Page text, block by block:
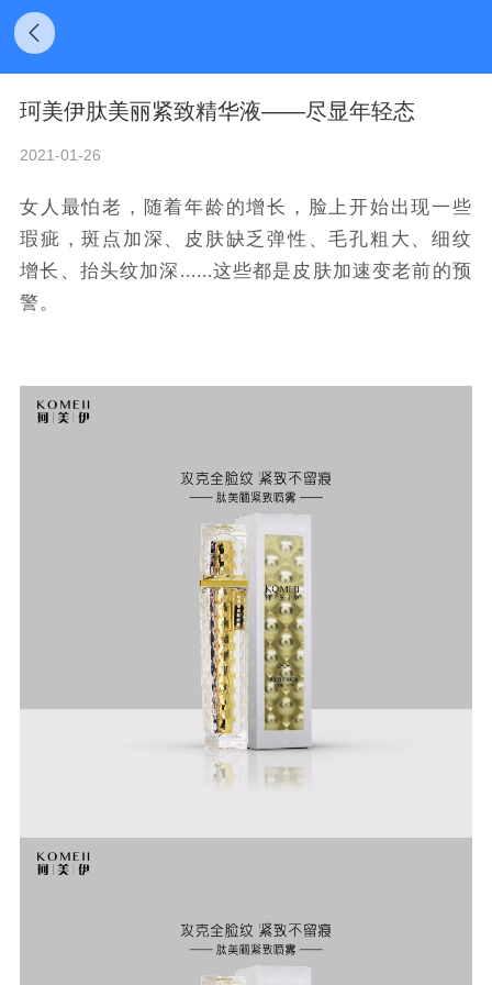
珂美伊肽美丽紧致精华液——尽显年轻态
2021-01-26
女人最怕老，随着年龄的增长，脸上开始出现一些
瑕疵，斑点加深、皮肤缺乏弹性、毛孔粗大、细纹
增长、抬头纹加深......这些都是皮肤加速变老前的预
警。